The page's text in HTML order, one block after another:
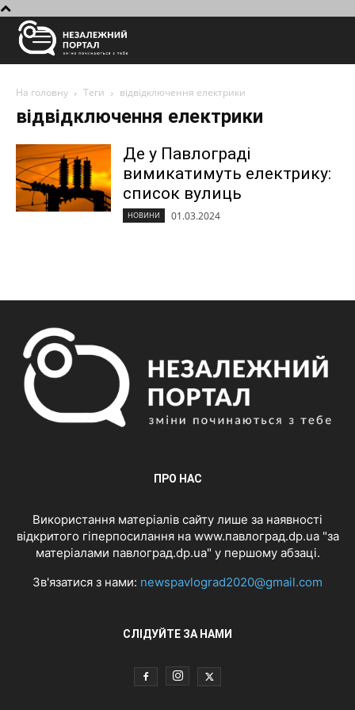
На головну Теги відвідключення електрики
відвідключення електрики
Де у Павлограді
вимикатимуть електрику:
список вулиць
НОВИНИ 01.03.2024
ПРО НАС
Використання матеріалів сайту лише за наявності
відкритого гіперпосилання на www.павлоград.dp.ua "за
матеріалами павлоград.dp.ua" у першому абзаці.
Зв'язатися з нами: newspavlograd2020@gmail.com
СЛІДУЙТЕ ЗА НАМИ